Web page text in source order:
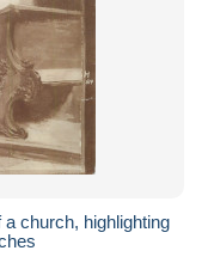
church, highlighting